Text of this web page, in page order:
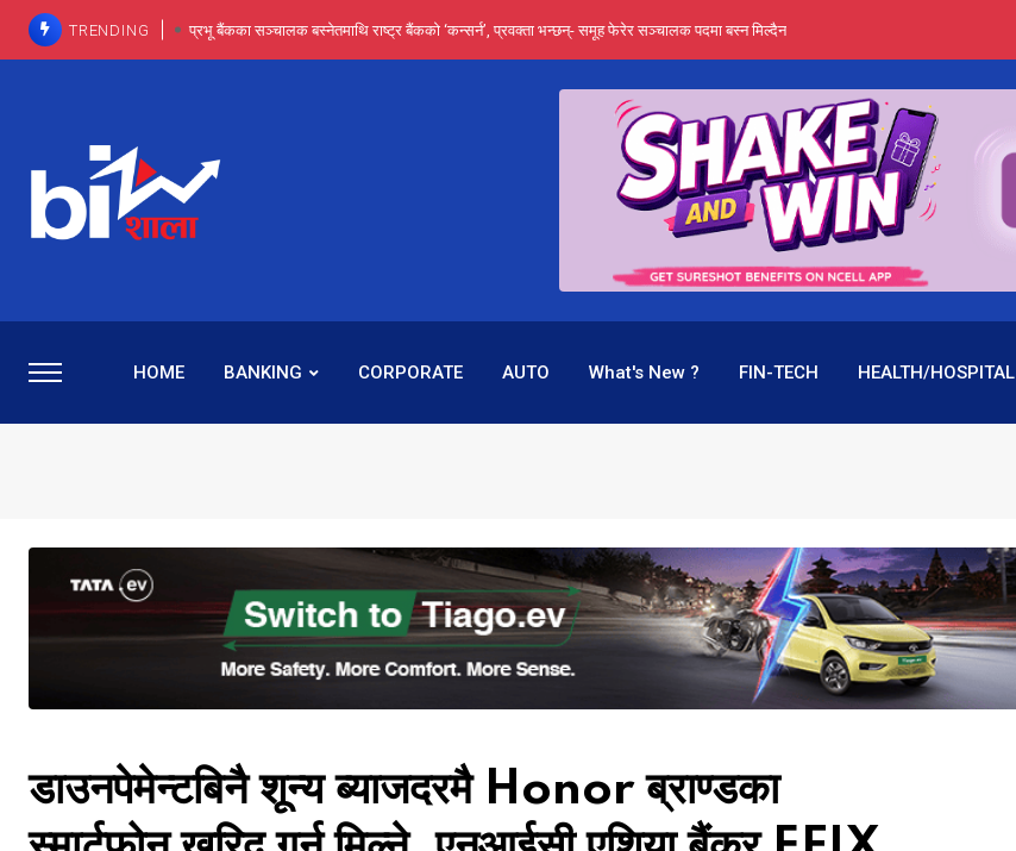
TRENDING प्रभू बैंकका सञ्चालक बस्नेतमाथि राष्ट्र बैंकको ‘कन्सर्न’, प्रवक्ता भन्छन्- समूह फेरेर सञ्चालक पदमा बस्न मिल्दैन
प्रभू बैंकमा सेञ्चुरीबाट आएका कर्मचारीमाथि हदैसम्मको विभेदः एउटै पदमा दुई थरि तलब, वर्षमै ९२ हजार घाटा !
कमाइमा गरिमाको दमदार छलाङ, सेयरधनीलाई २० प्रतिशत लाभांश दिने क्षमता
प्रभु बैंकमा रमिता : सर्वसाधारणबाट छिरेका बस्नेत संस्थापक बनेर निरन्तर, राष्ट्र बैंक किन मौन ?
HOME BANKING CORPORATE AUTO What's New ? FIN-TECH HEALTH/HOSPITAL
डाउनपेमेन्टबिनै शून्य ब्याजदरमै Honor ब्राण्डका